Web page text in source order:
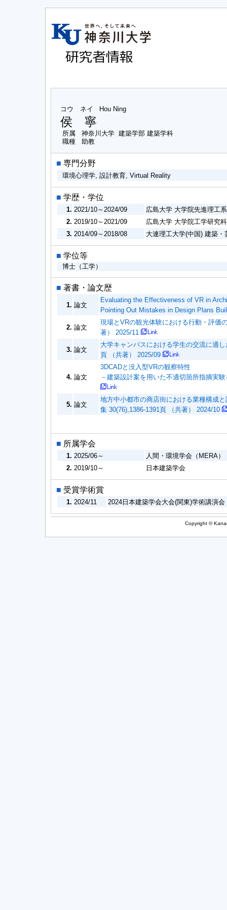
コウ ネイ Hou Ning
侯 寧
所属
神奈川大学 建築学部 建築学科
職種
助教
■ 専門分野
環境心理学, 設計教育, Virtual Reality
■ 学歴・学位
1. 2021/10～2024/09
広島大学 大学院先進理工
2. 2019/10～2021/09
広島大学 大学院工学研究
3. 2014/09～2018/08 大連理工大学(中国) 建築
■ 学位等
博士（工学）
■ 著書・論文歴
1. 論文
Evaluating the Effectiveness of VR in
Pointing Out Mistakes in Design Plans
2. 論文
現場とVRの観光体験における行動・評価
著） 2025/11
3. 論文
大学キャンパスにおける学生の交流に適
頁 （共著） 2025/09
4. 論文
3DCADと没入型VRの観察特性
－建築設計案を用いた不適切箇所指摘実
5. 論文
地方中小都市の商店街における業種構成
集 30(76),1386-1391頁 （共著） 2024/10
■ 所属学会
1. 2025/06～
人間・環境学会（MERA）
2. 2019/10～ 日本建築学会
■ 受賞学術賞
1. 2024/11 2024日本建築学会大会(関東)学術講演
Copyright ©